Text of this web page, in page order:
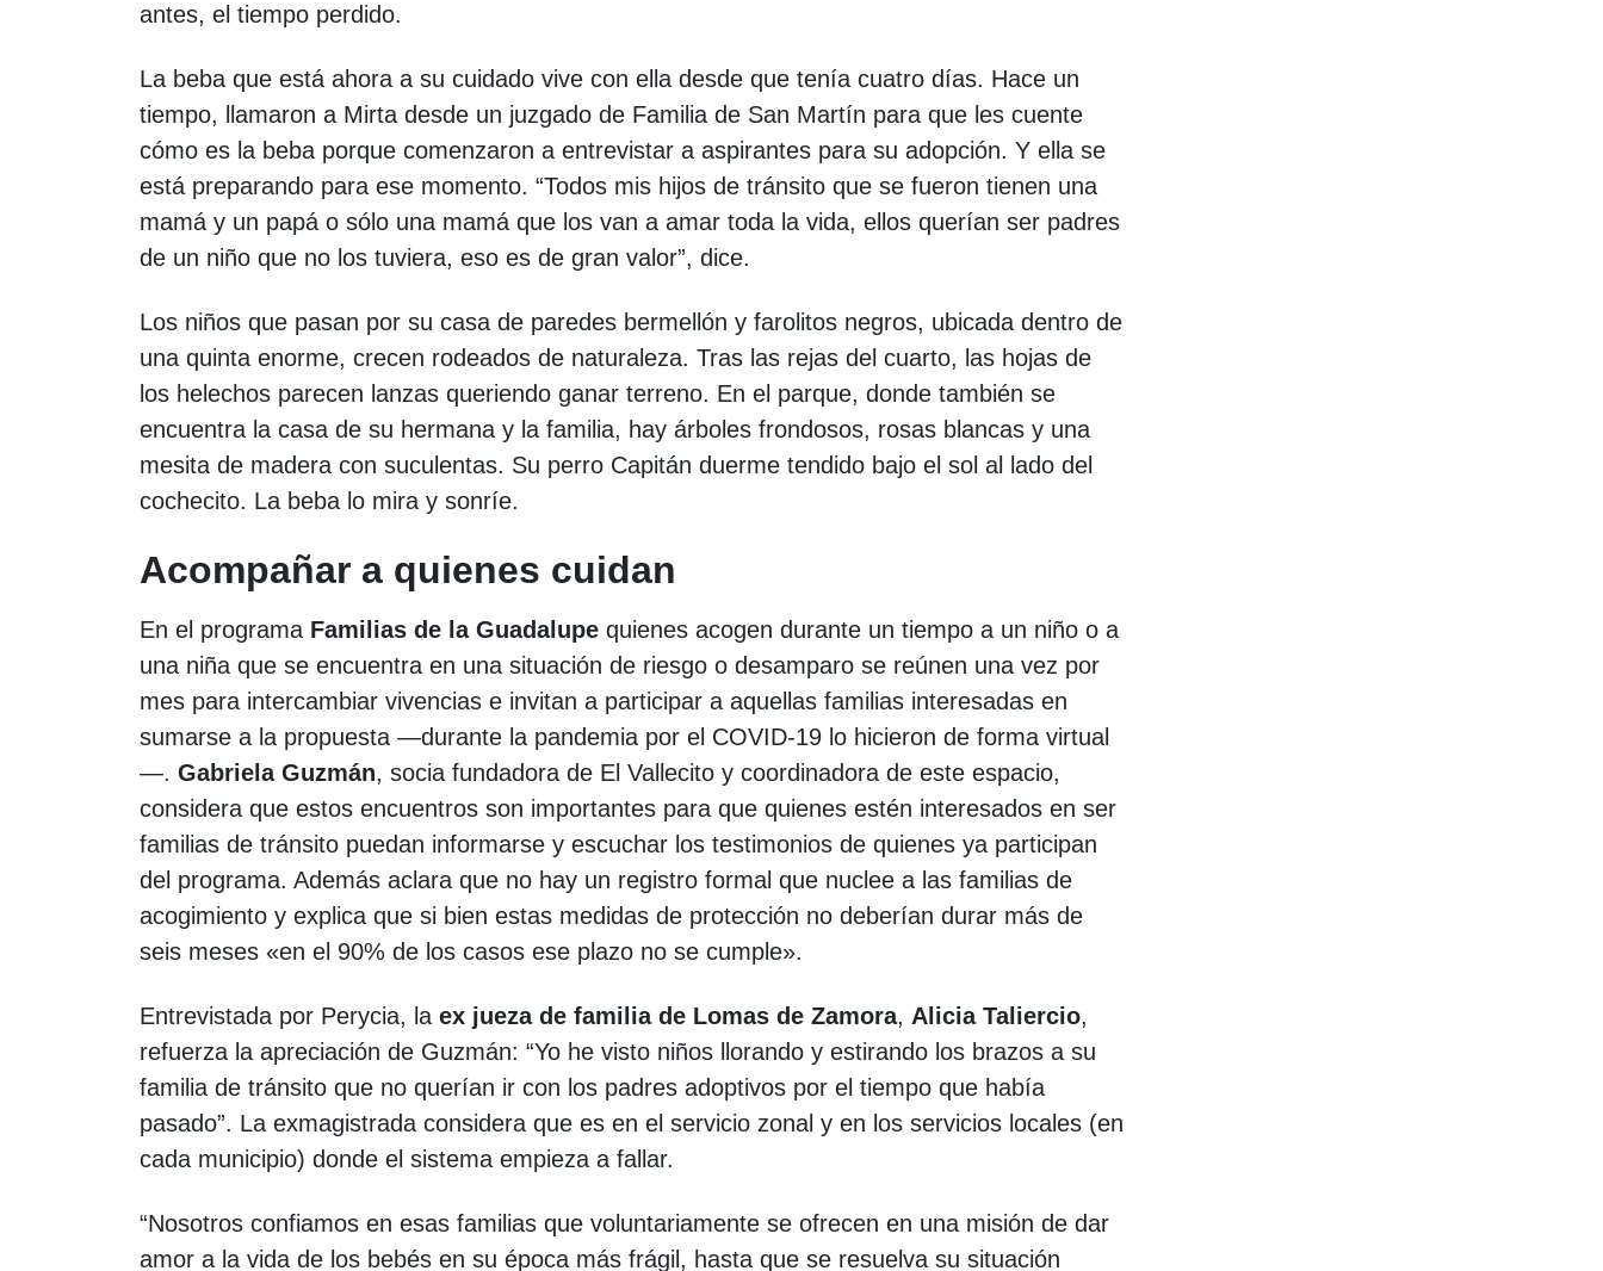
antes, el tiempo perdido.
La beba que está ahora a su cuidado vive con ella desde que tenía cuatro días. Hace un
tiempo, llamaron a Mirta desde un juzgado de Familia de San Martín para que les cuente
cómo es la beba porque comenzaron a entrevistar a aspirantes para su adopción. Y ella se
está preparando para ese momento. “Todos mis hijos de tránsito que se fueron tienen una
mamá y un papá o sólo una mamá que los van a amar toda la vida, ellos querían ser padres
de un niño que no los tuviera, eso es de gran valor”, dice.
Los niños que pasan por su casa de paredes bermellón y farolitos negros, ubicada dentro de
una quinta enorme, crecen rodeados de naturaleza. Tras las rejas del cuarto, las hojas de
los helechos parecen lanzas queriendo ganar terreno. En el parque, donde también se
encuentra la casa de su hermana y la familia, hay árboles frondosos, rosas blancas y una
mesita de madera con suculentas. Su perro Capitán duerme tendido bajo el sol al lado del
cochecito. La beba lo mira y sonríe.
Acompañar a quienes cuidan
En el programa Familias de la Guadalupe quienes acogen durante un tiempo a un niño o a
una niña que se encuentra en una situación de riesgo o desamparo se reúnen una vez por
mes para intercambiar vivencias e invitan a participar a aquellas familias interesadas en
sumarse a la propuesta —durante la pandemia por el COVID-19 lo hicieron de forma virtual
—. Gabriela Guzmán, socia fundadora de El Vallecito y coordinadora de este espacio,
considera que estos encuentros son importantes para que quienes estén interesados en ser
familias de tránsito puedan informarse y escuchar los testimonios de quienes ya participan
del programa. Además aclara que no hay un registro formal que nuclee a las familias de
acogimiento y explica que si bien estas medidas de protección no deberían durar más de
seis meses «en el 90% de los casos ese plazo no se cumple».
Entrevistada por Perycia, la ex jueza de familia de Lomas de Zamora, Alicia Taliercio,
refuerza la apreciación de Guzmán: “Yo he visto niños llorando y estirando los brazos a su
familia de tránsito que no querían ir con los padres adoptivos por el tiempo que había
pasado”. La exmagistrada considera que es en el servicio zonal y en los servicios locales (en
cada municipio) donde el sistema empieza a fallar.
“Nosotros confiamos en esas familias que voluntariamente se ofrecen en una misión de dar
amor a la vida de los bebés en su época más frágil, hasta que se resuelva su situación